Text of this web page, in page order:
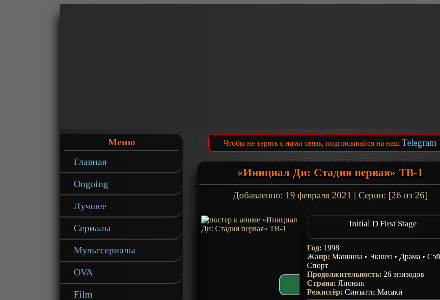
Меню
Главная
Ongoing
Лучшее
Сериалы
Мультсериалы
OVA
Film
Чтобы не терять с нами связь, подписывайся на наш Telegram
«Инициал Ди: Стадия первая» ТВ-1
Добавленно: 19 февраля 2021 | Серии: [26 из 26]
Initial D First Stage
Год: 1998
Жанр:Машины •Экшен • Драма •
Спорт
Продолжительность: 26 эпизодов
Страна: Япония
Режиссёр:Синъити Масаки